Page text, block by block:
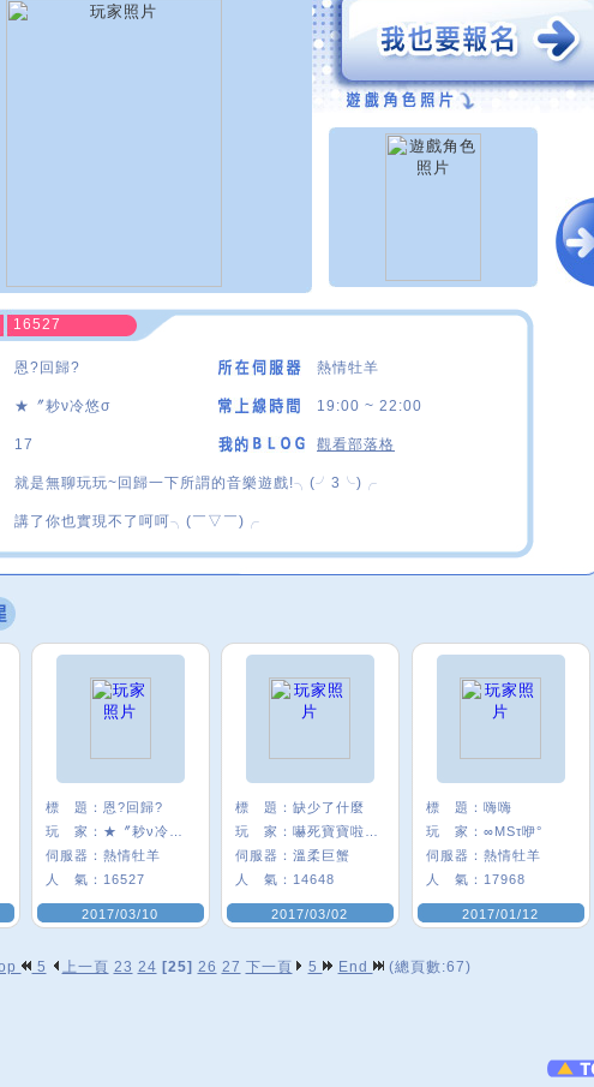
16527
恩?回歸? 熱情牡羊
★〞耖ν冷悠σ 19:00 ~ 22:00
17 觀看部落格
就是無聊玩玩~回歸一下所謂的音樂遊戲!╮(╯3╰)╭
講了你也實現不了呵呵╮(￣▽￣)╭
標 題： 恩?回歸?
玩 家：
伺服器： 熱情牡羊
人 氣： 16527
2017/03/10
標 題： 缺少了什麼
玩 家：
伺服器： 溫柔巨蟹
人 氣： 14648
2017/03/02
標 題： 嗨嗨
玩 家： ∞MSτ咿°
伺服器： 熱情牡羊
人 氣： 17968
2017/01/12
5 上一頁 23 24 [25] 26 27 下一頁 5 End (總頁數:67)